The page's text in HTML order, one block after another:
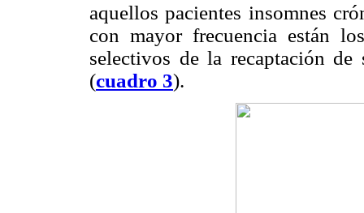
aquellos pacientes insomnes
con mayor frecuencia están
selectivos de la recaptación
(cuadro 3).